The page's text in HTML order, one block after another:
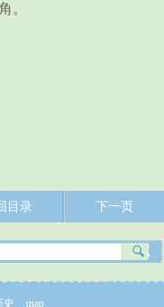
。
目录 下一页
史 map